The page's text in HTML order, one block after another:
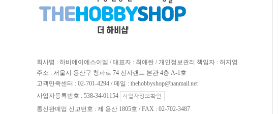
회사명 : 하비에이에스이엠 / 대표자 : 최애란 / 개인정보관리 책임자 : 허지영
주소 : 서울시 용산구 청파로 74 전자랜드 본관 4층 A-1호
고객만족센터 : 02-701-4294 / 메일 : thehobbyshop@hanmail.net
사업자등록번호 : 538-34-01154
통신판매업 신고번호 : 제 용산 1805호 / FAX : 02-702-3487